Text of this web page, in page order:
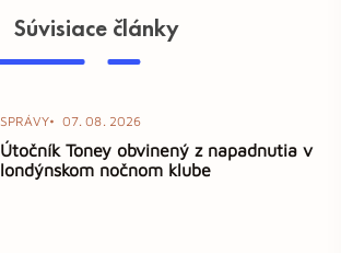
Súvisiace články
SPRÁVY 07. 08. 2026
Útočník Toney obvinený z napadnutia v
londýnskom nočnom klube